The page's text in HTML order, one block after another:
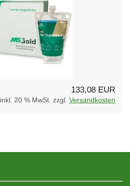
133,08 EUR
inkl. 20 % MwSt. zzgl. Versandkosten